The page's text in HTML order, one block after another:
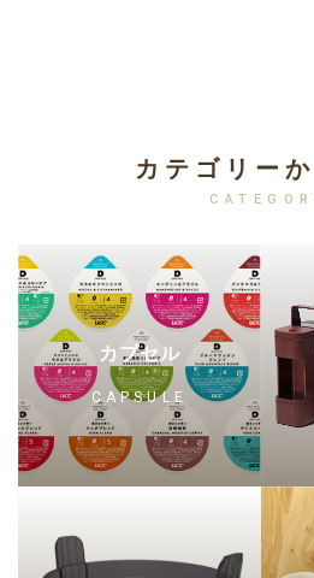
カテゴリー
カプセル
CAPSULE